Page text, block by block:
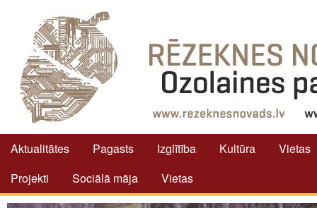
Aktualitātes Pagasts Izglītība Kultūra
Vietas
Projekti
Sociālā māja Vietas